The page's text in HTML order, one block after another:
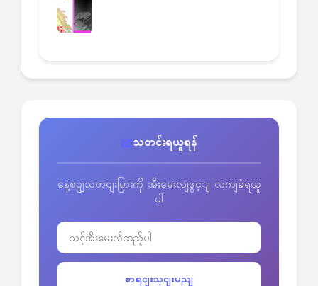
သတင်းရယူရန်
နေ့စဥျသတငျးမြားကို အီးမေးလျဖွင့ျ လကျခံရယူ
ပါ
စာရငျးသှငျးမညျ